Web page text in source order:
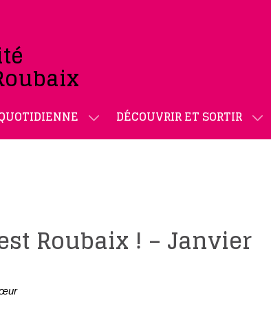
DÉCOUVRIR ET SORTIR
Roubaix ! – Janvier